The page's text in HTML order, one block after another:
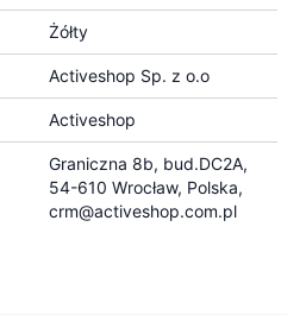
Żółty
Activeshop Sp. z o.o
Activeshop
Graniczna 8b, bud.DC2A,
54-610 Wrocław, Polska,
crm@activeshop.com.pl